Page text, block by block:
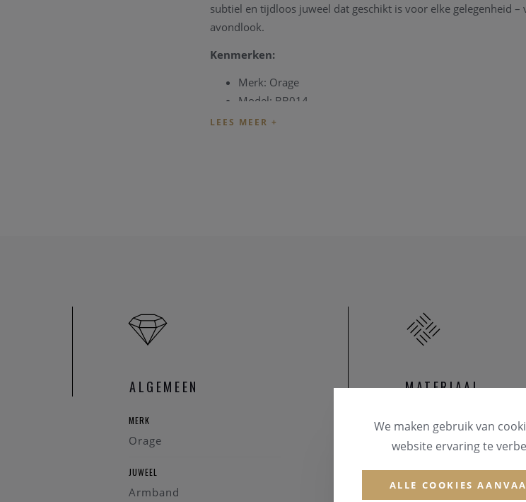
subtiel en tijdloos juweel dat geschikt is voor elke gelegenheid
avondlook.
Kenmerken:
Merk: Orage
Model: BB014
Collectie: Orage Silver
ALGEMEEN
MERK
Orage
JUWEEL
Armband
MATERIAAL
MATERIAAL & KLEUR
Zilver 925
EDELSTENEN
Zirconium
We maken gebruik van
website ervaring te
ALLE COOKIES